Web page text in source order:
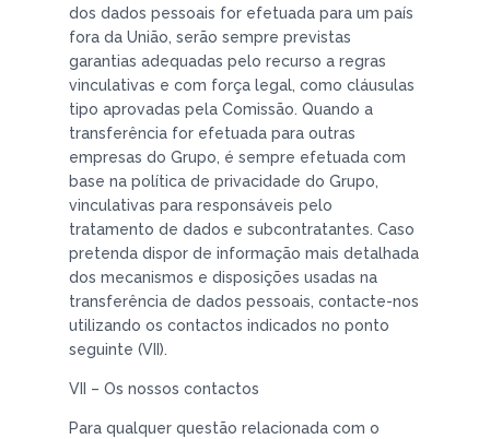
dos dados pessoais for efetuada para um país
fora da União, serão sempre previstas
garantias adequadas pelo recurso a regras
vinculativas e com força legal, como cláusulas
tipo aprovadas pela Comissão. Quando a
transferência for efetuada para outras
empresas do Grupo, é sempre efetuada com
base na política de privacidade do Grupo,
vinculativas para responsáveis pelo
tratamento de dados e subcontratantes. Caso
pretenda dispor de informação mais detalhada
dos mecanismos e disposições usadas na
transferência de dados pessoais, contacte-nos
utilizando os contactos indicados no ponto
seguinte (VII).
VII – Os nossos contactos
Para qualquer questão relacionada com o